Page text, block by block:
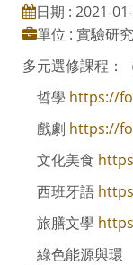
日期 : 2021-
單位 : 實驗研
多元選修課程：
哲學 https://
戲劇 https://
文化美食
西班牙語
旅膳文學
綠色能源與環